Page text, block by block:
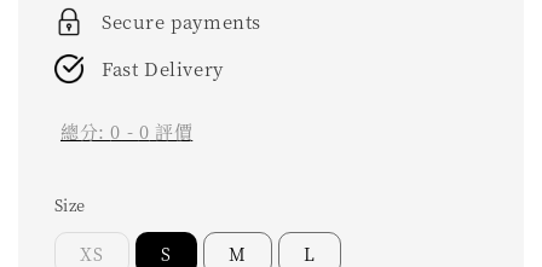
Secure payments
Fast Delivery
總分:0 - 0 評價
Size
XS S M L